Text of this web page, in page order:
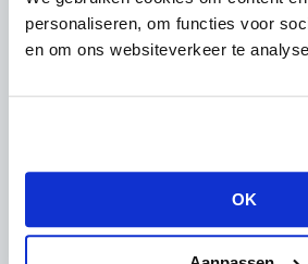
personaliseren, om functies voor
en om ons websiteverkeer te
OK
Horeca portiers
Brandwacht inhuren